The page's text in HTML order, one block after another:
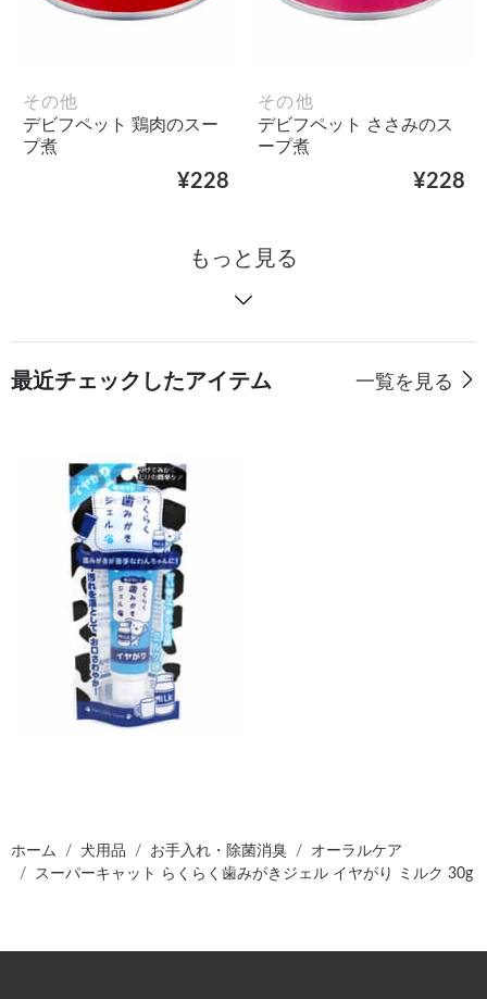
その他
デビフペット 鶏肉のスー
プ煮
¥228
その他
デビフペット ささみのス
ープ煮
¥228
もっと見る
最近チェックしたアイテム 一覧を見る
ホーム 犬用品 お手入れ・除菌消臭
オーラルケア
スーパーキャット らくらく歯みがきジェル イヤがり ミルク 30g